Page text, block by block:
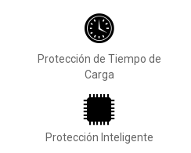
Protección de Tiempo de
Carga
Protección Inteligente